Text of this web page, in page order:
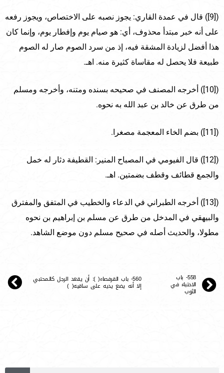
([9]) قال في عمدة القاري: يجوز نصبه على الاختصاص، ويجوز رفعه
على أنه خبر مبتدأ محذوف، أي: هو صيام يوم وإفطار يوم، وإنما كان
هذا أفضل لزيادة المشقة فيه، إذ من سرد الصوم صار له الصوم
طبيعة فلا يحصل له مقاساة كثيرة منه. اهـ.
([10]) أخرجه المصنف في صحيحه بسنده ومتنه، وأخرجه ومسلم
من طرق عن خالد بن عبد الله به نحوه.
([11]) بضم الخاء المعجمة مصغرا.
([12]) قال الفيومي في المصباح المنير: القطيفة دثار له خمل
والجمع قطائف وقطف بضمتين. اهـ.
([13]) أخرجه الطبراني في الدعاء والخطيب في المتفق والمفترق
والبيهقي في المدخل من طرق عن مسلم بن إبراهيم بن نحوه
مطولا، والحديث أصله في صحيح مسلم دون موضع الشاهد.
558- باب
الاحتباء في
الثوب
560- باب القرفصاء( ): أن يقعد الرجل كالـمحتبي
إلا أنه يضع يديه على ساقيه( )